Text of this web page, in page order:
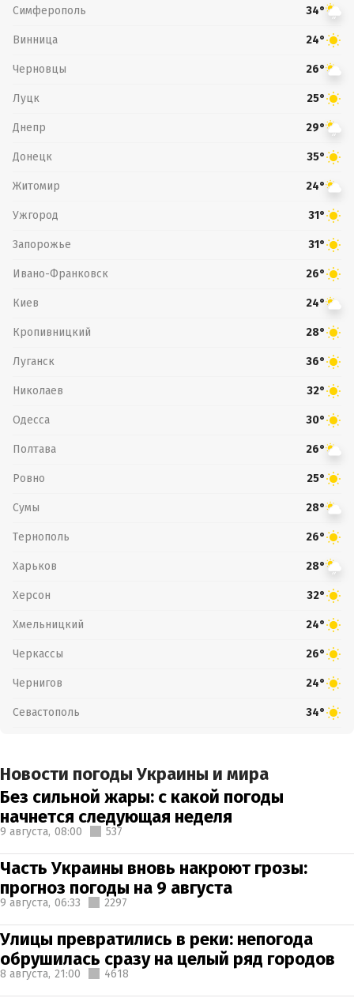
Симферополь 34°
Винница 24°
Черновцы 26°
Луцк 25°
Днепр 29°
Донецк 35°
Житомир 24°
Ужгород 31°
Запорожье 31°
Ивано-Франковск 26°
Киев 24°
Кропивницкий 28°
Луганск 36°
Николаев 32°
Одесса 30°
Полтава 26°
Ровно 25°
Сумы 28°
Тернополь 26°
Харьков 28°
Херсон 32°
Хмельницкий 24°
Черкассы 26°
Чернигов 24°
Севастополь 34°
Новости погоды Украины и мира
Без сильной жары: с какой погоды
начнется следующая неделя
9 августа, 08:00 537
Часть Украины вновь накроют грозы:
прогноз погоды на 9 августа
9 августа, 06:33 2297
Улицы превратились в реки: непогода
обрушилась сразу на целый ряд городов
8 августа, 21:00 4618